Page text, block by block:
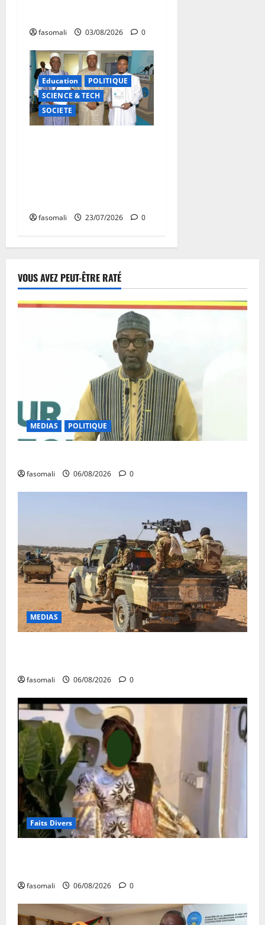
fasomali 03/08/2026 0
Education
POLITIQUE
SCIENCE & TECH
SOCIETE
fasomali 23/07/2026 0
VOUS AVEZ PEUT-ÊTRE RATÉ
MEDIAS POLITIQUE
fasomali 06/08/2026 0
MEDIAS
fasomali 06/08/2026 0
Faits Divers
fasomali 06/08/2026 0